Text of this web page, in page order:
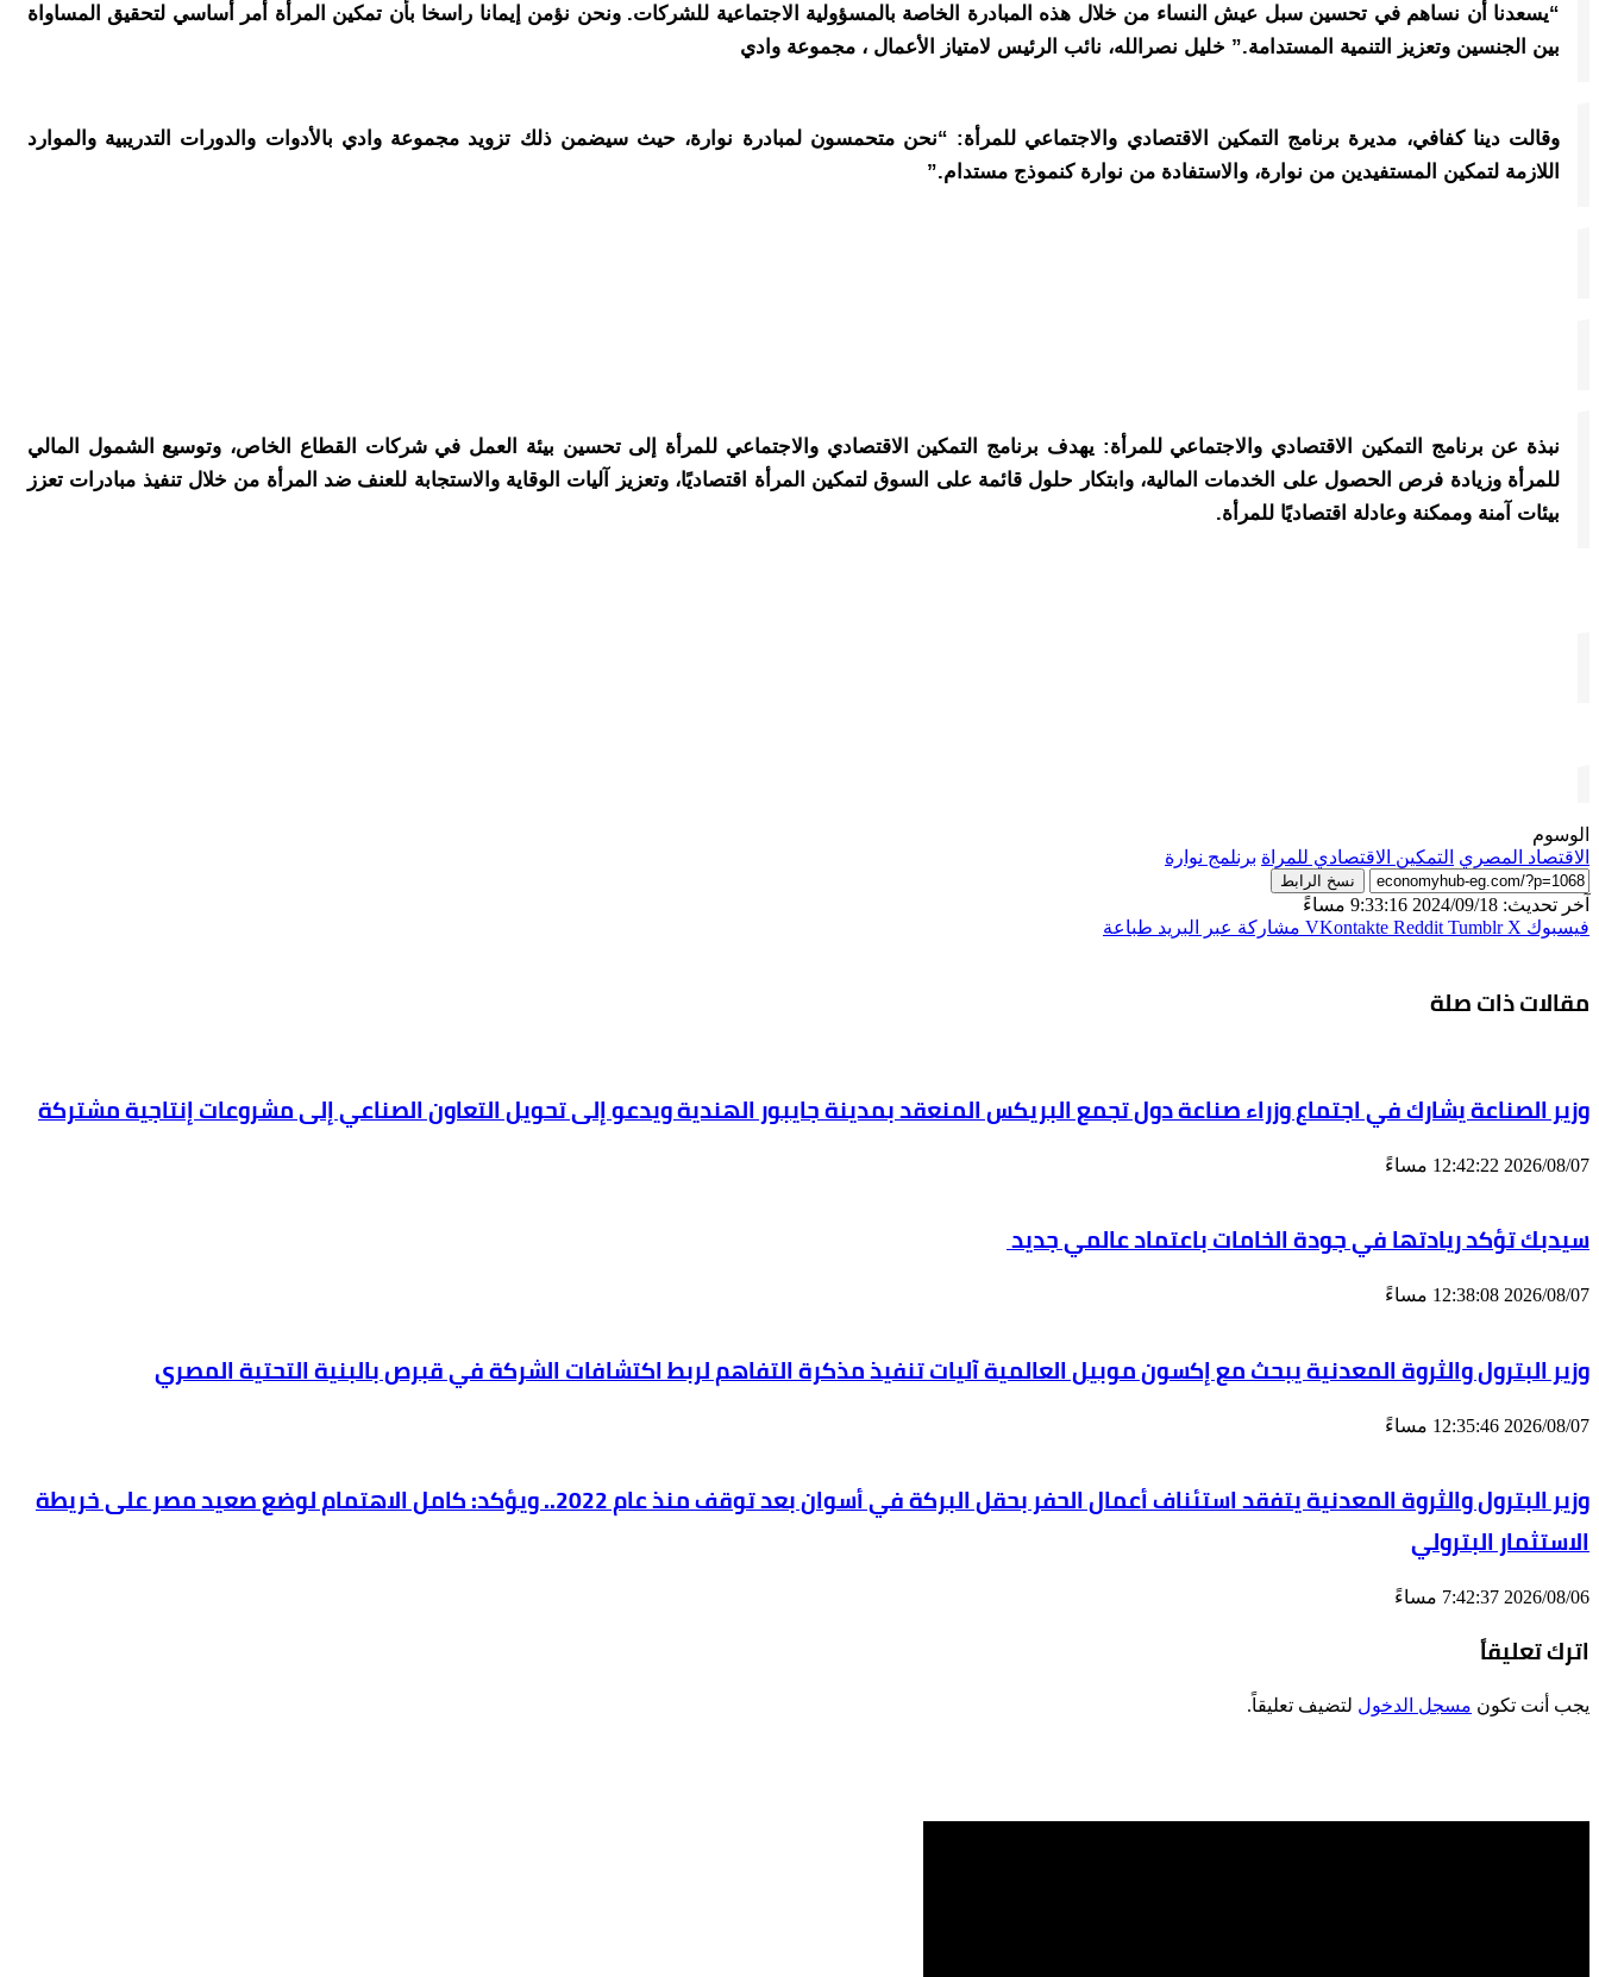
“يسعدنا أن نساهم في تحسين سبل عيش النساء من خلال هذه المبادرة الخاصة بالمسؤولية الاجتماعية للشركات. ونحن نؤمن إيمانا راسخا بأن تمكين المرأة أمر أساسي لتحقيق المساواة
بين الجنسين وتعزيز التنمية المستدامة.” خليل نصرالله، نائب الرئيس لامتياز الأعمال ، مجموعة وادي
وقالت دينا كفافي، مديرة برنامج التمكين الاقتصادي والاجتماعي للمرأة: “نحن متحمسون لمبادرة نوارة، حيث سيضمن ذلك تزويد مجموعة وادي بالأدوات والدورات التدريبية والموارد
اللازمة لتمكين المستفيدين من نوارة، والاستفادة من نوارة كنموذج مستدام.”
نبذة عن برنامج التمكين الاقتصادي والاجتماعي للمرأة: يهدف برنامج التمكين الاقتصادي والاجتماعي للمرأة إلى تحسين بيئة العمل في شركات القطاع الخاص، وتوسيع الشمول المالي
للمرأة وزيادة فرص الحصول على الخدمات المالية، وابتكار حلول قائمة على السوق لتمكين المرأة اقتصاديًا، وتعزيز آليات الوقاية والاستجابة للعنف ضد المرأة من خلال تنفيذ مبادرات تعزز
بيئات آمنة وممكنة وعادلة اقتصاديًا للمرأة.
الوسوم
الاقتصاد المصري التمكين الاقتصادي للمراة برنلمج نوارة
نسخ الرابط
آخر تحديث: 2024/09/18 9:33:16 مساءً
فيسبوك ‫X مشاركة عبر البريد طباعة
مقالات ذات صلة
وزير الصناعة يشارك في اجتماع وزراء صناعة دول تجمع البريكس المنعقد بمدينة جايبور الهندية ويدعو إلى تحويل التعاون الصناعي إلى مشروعات إنتاجية مشتركة
2026/08/07 12:42:22 مساءً
سيدبك تؤكد ريادتها في جودة الخامات باعتماد عالمي جديد
2026/08/07 12:38:08 مساءً
وزير البترول والثروة المعدنية يبحث مع إكسون موبيل العالمية آليات تنفيذ مذكرة التفاهم لربط اكتشافات الشركة في قبرص بالبنية التحتية المصري
2026/08/07 12:35:46 مساءً
وزير البترول والثروة المعدنية يتفقد استئناف أعمال الحفر بحقل البركة في أسوان بعد توقف منذ عام 2022.. ويؤكد: كامل الاهتمام لوضع صعيد مصر على خريطة
الاستثمار البترولي
2026/08/06 7:42:37 مساءً
اترك تعليقاً
يجب أنت تكون مسجل الدخول لتضيف تعليقاً.